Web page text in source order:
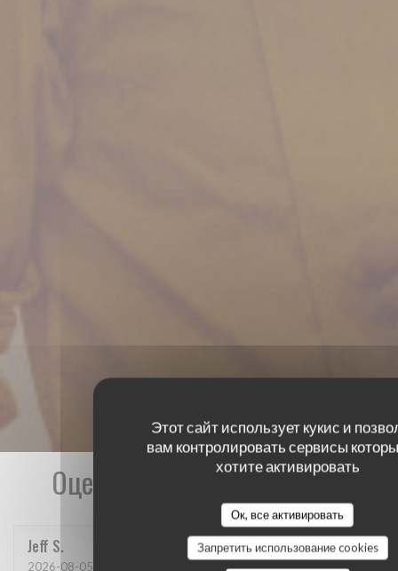
Этот сайт использует кукис и
вам контролировать сервисы
хотите активировать
Ок, все активировать
Запретить использование cookies
Оценки наших посетителей
Jeff S
2026-08-05